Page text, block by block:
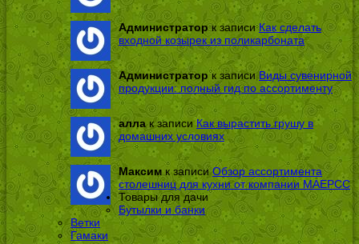
Администраторк записиКак сделать
входной козырек из поликарбоната
Администраторк записиВиды сувенирной
продукции: полный гид по ассортименту
алла к записи Как вырастить грушу в
домашних условиях
Максимк записиОбзор ассортимента
столешниц для кухни от компании МАЕРСС
Товары для дачи
Бутылки и банки
Ветки
Гамаки